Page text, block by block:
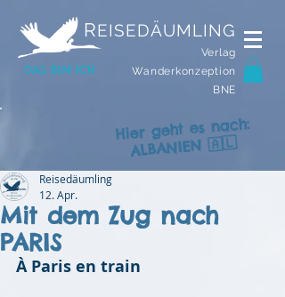
REISEDÄUMLING
Verlag
Wanderkonzeption
BNE
DAS BIN ICH
Hier geht es nach:
ALBANIEN 🇦🇱
Mit dem Zug nach
PARIS
Reisedäumling
12. Apr.
À Paris en train